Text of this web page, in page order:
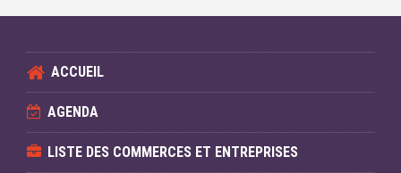
ACCUEIL
AGENDA
LISTE DES COMMERCES ET ENTREPRISES